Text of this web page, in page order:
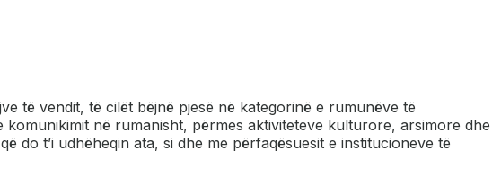
të vendit, të cilët bëjnë pjesë në kategorinë e rumunëve të
në rumanisht, përmes aktiviteteve kulturore, arsimore dhe
t’i udhëheqin ata, si dhe me përfaqësuesit e institucioneve të